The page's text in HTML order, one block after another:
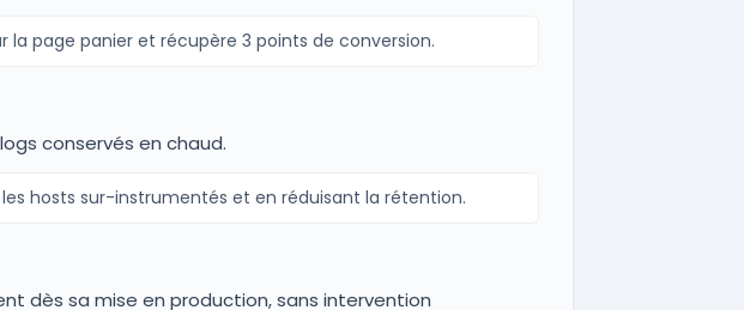
la page panier et récupère 3 points de conversion.
conservés en chaud.
hosts sur-instrumentés et en réduisant la rétention.
dès sa mise en production, sans intervention